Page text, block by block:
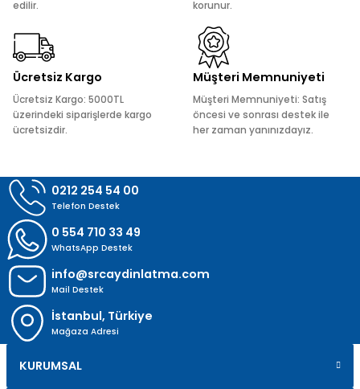
Ürün fiyatı diğer sitelerden daha pahalı.
Bu ürüne benzer farklı alternatifler olmalı.
edilir.
korunur.
Ücretsiz Kargo
Ücretsiz Kargo: 5000TL
üzerindeki siparişlerde kargo
ücretsizdir.
Müşteri Memnuniyeti
Müşteri Memnuniyeti: Satış
öncesi ve sonrası destek ile
her zaman yanınızdayız.
0212 254 54 00
Telefon Destek
0 554 710 33 49
WhatsApp Destek
info@srcaydinlatma.com
Mail Destek
İstanbul, Türkiye
Mağaza Adresi
KURUMSAL